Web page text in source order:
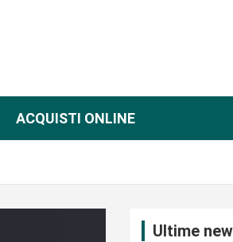
ACQUISTI ONLINE
Ultime